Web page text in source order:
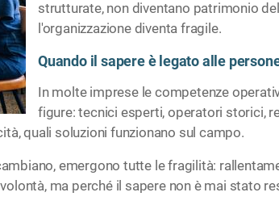
strutturate, non diventano patrimonio
l'organizzazione diventa fragile.
Quando il sapere è legato alle
In molte imprese le competenze
figure: tecnici esperti, operatori storici,
quali soluzioni funzionano sul campo.
emergono tutte le fragilità:
ma perché il sapere non è mai stato